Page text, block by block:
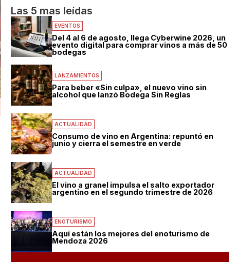
Las 5 mas leídas
EVENTOS
Del 4 al 6 de agosto, llega Cyberwine 2026, un
evento digital para comprar vinos a más de 50
bodegas
LANZAMIENTOS
Para beber «Sin culpa», el nuevo vino sin
alcohol que lanzó Bodega Sin Reglas
ACTUALIDAD
Consumo de vino en Argentina: repuntó en
junio y cierra el semestre en verde
ACTUALIDAD
El vino a granel impulsa el salto exportador
argentino en el segundo trimestre de 2026
ENOTURISMO
Aquí están los mejores del enoturismo de
Mendoza 2026